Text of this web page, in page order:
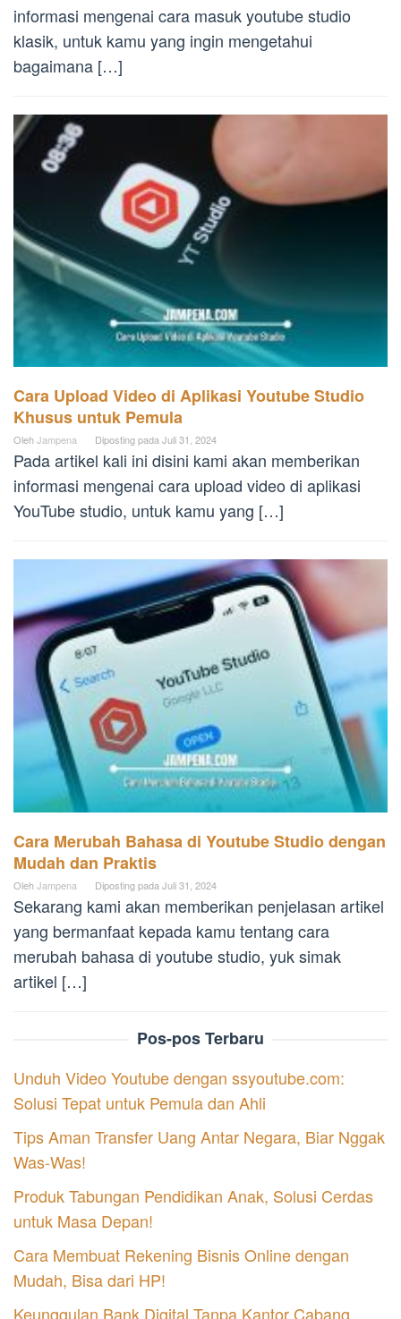
informasi mengenai cara masuk youtube studio
klasik, untuk kamu yang ingin mengetahui
bagaimana […]
Cara Upload Video di Aplikasi Youtube Studio
Khusus untuk Pemula
OlehJampena Diposting padaJuli 31, 2024
Pada artikel kali ini disini kami akan memberikan
informasi mengenai cara upload video di aplikasi
YouTube studio, untuk kamu yang […]
Cara Merubah Bahasa di Youtube Studio dengan
Mudah dan Praktis
OlehJampena Diposting pada Juli 31, 2024
Sekarang kami akan memberikan penjelasan artikel
yang bermanfaat kepada kamu tentang cara
merubah bahasa di youtube studio, yuk simak
artikel […]
Pos-pos Terbaru
Unduh Video Youtube dengan ssyoutube.com:
Solusi Tepat untuk Pemula dan Ahli
Tips Aman Transfer Uang Antar Negara, Biar Nggak
Was-Was!
Produk Tabungan Pendidikan Anak, Solusi Cerdas
untuk Masa Depan!
Cara Membuat Rekening Bisnis Online dengan
Mudah, Bisa dari HP!
Keunggulan Bank Digital Tanpa Kantor Cabang